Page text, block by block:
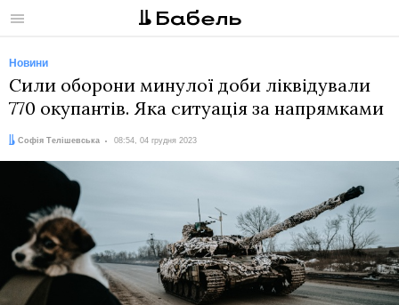
Меню
Новини
Сили оборони минулої доби ліквідували
770 окупантів. Яка ситуація за напрямками
Автор:
Софія Телішевська
Дата: 08:54, 04 грудня 2023